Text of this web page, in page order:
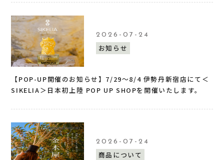
2026-07-24
お知らせ
【POP-UP開催のお知らせ】7/29〜8/4 伊勢丹新宿店にて＜
SIKELIA＞日本初上陸 POP UP SHOPを開催いたします。
2026-07-24
商品について